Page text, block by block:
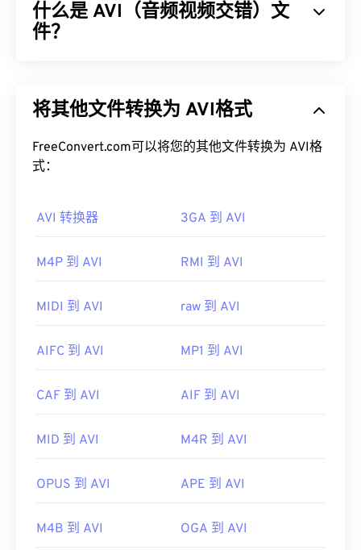
任天堂和PlayStation的标准音频格式。ISO/IEC
将
AAC编解码器
如何打开 AAC 文件？
为了获得最佳效果，请使用VLC 媒体播放器打开
AAC 文件。此外，
此外，由于 AAC 文件通常用作视频游戏的音频文
如Nintendo 3DS Playstation 4。
有用的链接：
https://www.iso.org/standard/43345.html?
什么是 AVI（音频视频交错）文
件？
助第三方程序，AVI 可以支持章节、字幕、副标题、
如何打开 AVI 文件？
AVI 文件的另一种方法是使用与操作系统兼容的
虽然AVI 文件针对互联网进行了优化，但硬件播放器
媒体播放器。
首次发行：
有用的链接：
https://tools.ietf.org/html/rfc2361
将其他文件转换为 AVI格式
FreeConvert.com可以将您的其他文件转换为 AVI格
式：
AVI 转换器 3GA 到 AVI
M4P 到 AVI RMI 到 AVI
MIDI 到 AVI raw 到 AVI
AIFC 到 AVI MP1 到 AVI
CAF 到 AVI AIF 到 AVI
MID 到 AVI M4R 到 AVI
OPUS 到 AVI APE 到 AVI
M4B 到 AVI OGA 到 AVI